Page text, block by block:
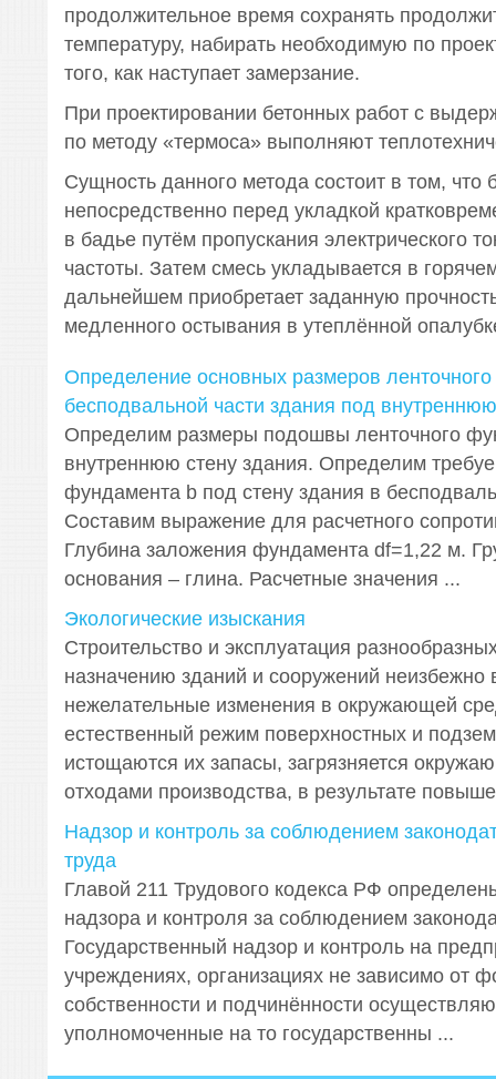
продолжительное время сохранять
температуру, набирать необходимую по
того, как наступает замерзание.
При проектировании бетонных работ с
по методу «термоса» выполняют
Сущность данного метода состоит в том, что
непосредственно перед укладкой
в бадье путём пропускания электрического
частоты. Затем смесь укладывается в
дальнейшем приобретает заданную
медленного остывания в утеплённой
Определение основных размеров
бесподвальной части здания под
Определим размеры подошвы ленточного
внутреннюю стену здания. Определим
фундамента b под стену здания в
Составим выражение для расчетного
Глубина заложения фундамента df=1,22 м.
основания – глина. Расчетные значения ...
Экологические изыскания
Строительство и эксплуатация
назначению зданий и сооружений неизбежно
нежелательные изменения в окружающей
естественный режим поверхностных и
истощаются их запасы, загрязняется
отходами производства, в результате
Надзор и контроль за соблюдением
труда
Главой 211 Трудового кодекса РФ
надзора и контроля за соблюдением
Государственный надзор и контроль на
учреждениях, организациях не зависимо от
собственности и подчинённости
уполномоченные на то государственны ...